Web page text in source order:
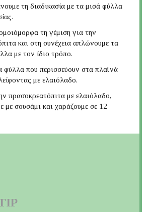
τη διαδικασία με τα μισά φύλλα
τη γέμιση για την
και στη συνέχεια απλώνουμε τα
με τον ίδιο τρόπο.
φύλλα που περισσεύουν στα πλαϊνά
με ελαιόλαδο.
πρασοκρεατόπιτα με ελαιόλαδο,
με σουσάμι και χαράζουμε σε 12